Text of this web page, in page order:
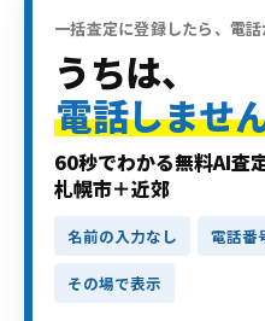
一括査定に登録したら、電話
うちは、
電話しませ
60秒でわかる無料AI査
札幌市＋近郊
名前の入力なし 電話番
その場で表示